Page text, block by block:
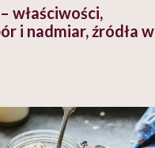
właściwości,
i nadmiar, źródła w